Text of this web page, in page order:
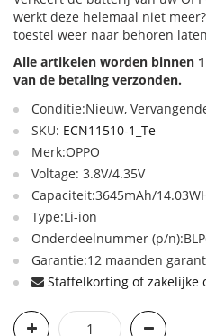
werkt deze helemaal niet
toestel weer naar behoren
Alle artikelen worden binnen
van de betaling verzonden.
Conditie:Nieuw,
SKU: ECN11510-1_Te
Merk:OPPO
Voltage: 3.8V/4.35V
Capaciteit:3645mAh/
Type:Li-ion
Onderdeelnummer (p/
Garantie:12 maanden
Staffelkorting of zakelijke